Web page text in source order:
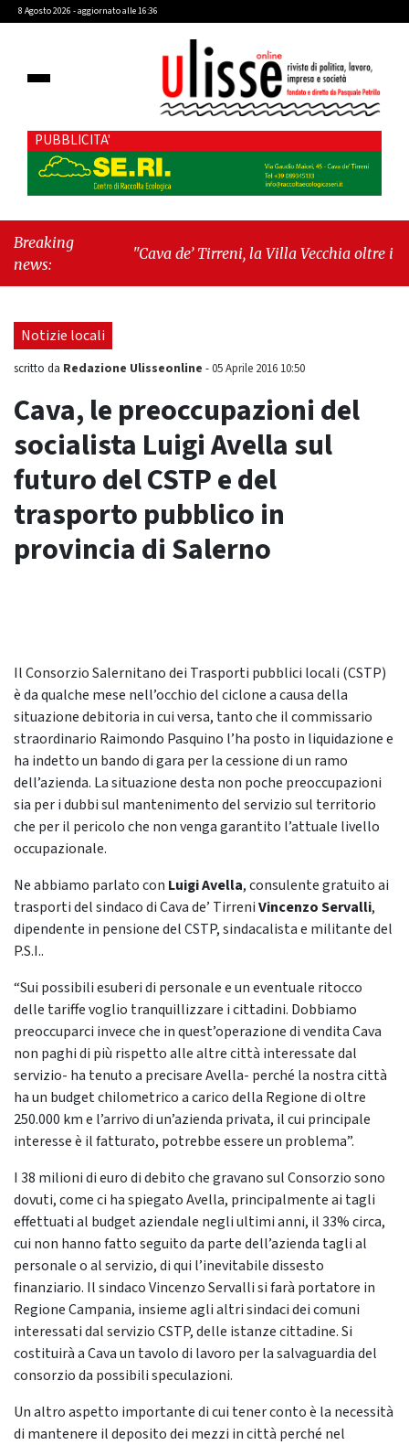
8 Agosto 2026 - aggiornato alle 16:36
PUBBLICITA'
Breaking
news:
"Cava de’ Tirreni, la Villa Vecchia oltre i vandali:
consiliare: “Serve chiarezza!”"
Notizie locali
scritto da Redazione Ulisseonline -05 Aprile 2016 10:50
Cava, le preoccupazioni del
socialista Luigi Avella sul
futuro del CSTP e del
trasporto pubblico in
provincia di Salerno
Il Consorzio Salernitano dei Trasporti pubblici locali (CSTP)
è da qualche mese nell’occhio del ciclone a causa della
situazione debitoria in cui versa, tanto che il commissario
straordinario Raimondo Pasquino l’ha posto in liquidazione e
ha indetto un bando di gara per la cessione di un ramo
dell’azienda. La situazione desta non poche preoccupazioni
sia per i dubbi sul mantenimento del servizio sul territorio
che per il pericolo che non venga garantito l’attuale livello
occupazionale.
Ne abbiamo parlato con Luigi Avella, consulente gratuito ai
trasporti del sindaco di Cava de’ TirreniVincenzo Servalli,
dipendente in pensione del CSTP, sindacalista e militante del
P.S.I..
“Sui possibili esuberi di personale e un eventuale ritocco
delle tariffe voglio tranquillizzare i cittadini. Dobbiamo
preoccuparci invece che in quest’operazione di vendita Cava
non paghi di più rispetto alle altre città interessate dal
servizio- ha tenuto a precisare Avella- perché la nostra città
ha un budget chilometrico a carico della Regione di oltre
250.000 km e l’arrivo di un’azienda privata, il cui principale
interesse è il fatturato, potrebbe essere un problema”.
I 38 milioni di euro di debito che gravano sul Consorzio sono
dovuti, come ci ha spiegato Avella, principalmente ai tagli
effettuati al budget aziendale negli ultimi anni, il 33% circa,
cui non hanno fatto seguito da parte dell’azienda tagli al
personale o al servizio, di qui l’inevitabile dissesto
finanziario. Il sindaco Vincenzo Servalli si farà portatore in
Regione Campania, insieme agli altri sindaci dei comuni
interessati dal servizio CSTP, delle istanze cittadine. Si
costituirà a Cava un tavolo di lavoro per la salvaguardia del
consorzio da possibili speculazioni.
Un altro aspetto importante di cui tener conto è la necessità
di mantenere il deposito dei mezzi in città perché nel